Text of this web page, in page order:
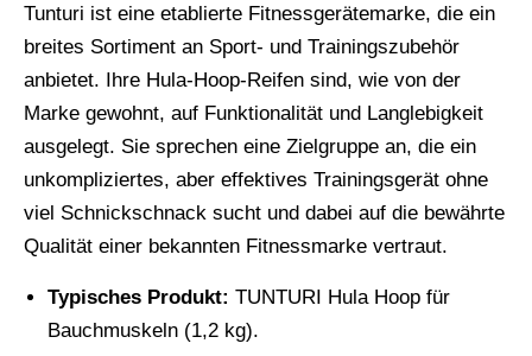
Tunturi ist eine etablierte Fitnessgerätemarke, die ein
breites Sortiment an Sport- und Trainingszubehör
anbietet. Ihre Hula-Hoop-Reifen sind, wie von der
Marke gewohnt, auf Funktionalität und Langlebigkeit
ausgelegt. Sie sprechen eine Zielgruppe an, die ein
unkompliziertes, aber effektives Trainingsgerät ohne
viel Schnickschnack sucht und dabei auf die bewährte
Qualität einer bekannten Fitnessmarke vertraut.
Typisches Produkt: TUNTURI Hula Hoop für
Bauchmuskeln (1,2 kg).